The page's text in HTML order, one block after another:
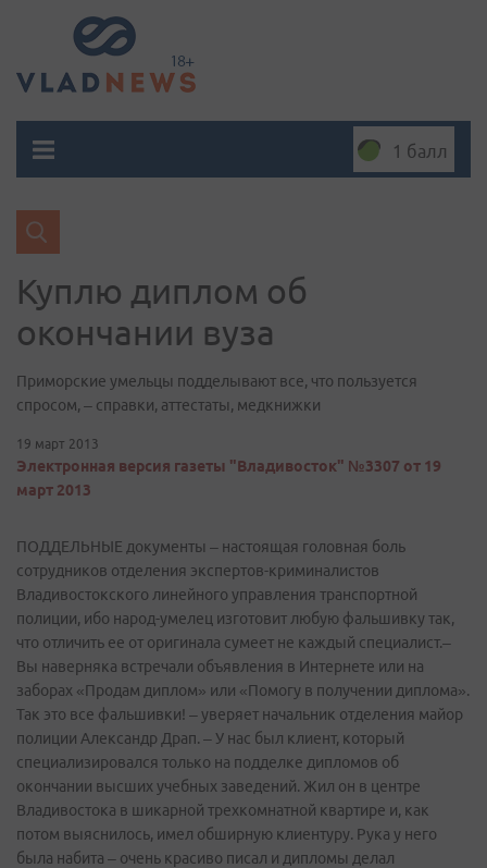
1 балл
Куплю диплом об
окончании вуза
Приморские умельцы подделывают все, что пользуется
спросом, – справки, аттестаты, медкнижки
19 март 2013
Электронная версия газеты "Владивосток" №3307 от 19
март 2013
ПОДДЕЛЬНЫЕ документы – настоящая головная боль
сотрудников отделения экспертов-криминалистов
Владивостокского линейного управления транспортной
полиции, ибо народ-умелец изготовит любую фальшивку так,
что отличить ее от оригинала сумеет не каждый специалист.–
Вы наверняка встречали объявления в Интернете или на
заборах «Продам диплом» или «Помогу в получении диплома».
Так это все фальшивки! – уверяет начальник отделения майор
полиции Александр Драп. – У нас был клиент, который
специализировался только на подделке дипломов об
окончании высших учебных заведений. Жил он в центре
Владивостока в шикарной трехкомнатной квартире и, как
потом выяснилось, имел обширную клиентуру. Рука у него
была набита – очень красиво писал и дипломы делал